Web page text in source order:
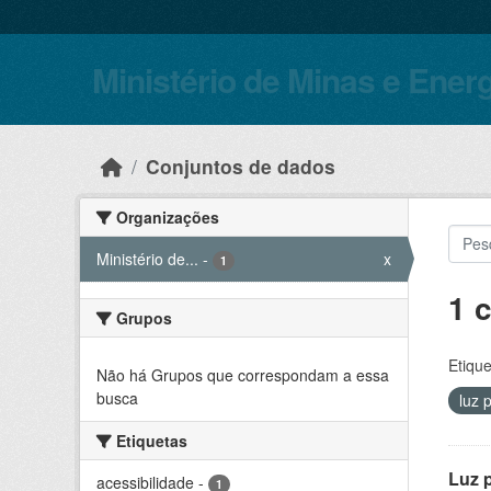
Ministério de Minas e
Conjuntos de dados
Organizações
Ministério de... - 1 x
Grupos
Não há Grupos que correspondam a essa
busca
Etiquetas
acessibilidade - 1
1
luz
Luz